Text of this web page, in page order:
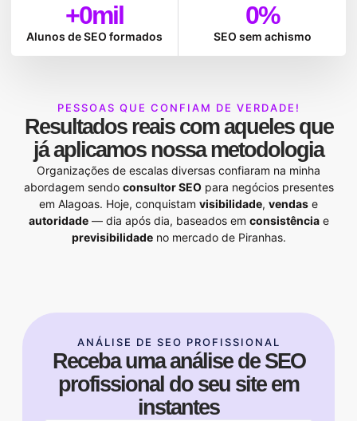
Alunos de SEO formados
+0mil
SEO sem achismo
0%
PESSOAS QUE CONFIAM DE VERDADE!
Resultados reaiscom aqueles que
já aplicamos nossametodologia
Organizações de escalas diversas confiaram na minha
abordagem sendo consultor SEOpara negócios presentes
em Alagoas. Hoje, conquistam visibilidade, vendas e
autoridade— dia após dia, baseados em consistênciae
previsibilidadeno mercado de Piranhas.
ANÁLISE DE SEO PROFISSIONAL
Receba uma análise de SEO
profissional do seu site em
instantes